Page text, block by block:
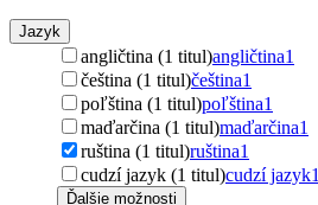
Jazyk
angličtina (1 titul)angličtina1
čeština (1 titul)čeština1
poľština (1 titul)poľština1
maďarčina (1 titul)maďarčina1
ruština (1 titul)ruština1
cudzí jazyk (1 titul)cudzí jazyk1
Ďalšie možnosti